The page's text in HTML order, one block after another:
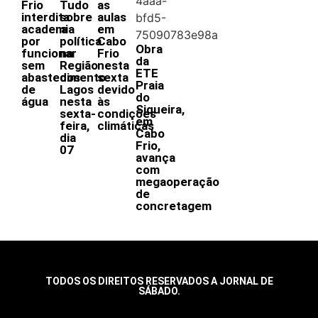
Frio
interdita
academia
por
funcionar
sem
abastecimento
de
água
Tudo
sobre
a
política
na
Região
dos
Lagos
nesta
sexta-
feira,
dia
07
as
aulas
em
Cabo
Frio
nesta
sexta
devido
às
condições
climáticas
Obra
da
ETE
Praia
do
Siqueira,
em
Cabo
Frio,
avança
com
megaoperação
de
concretagem
TODOS OS DIREITOS RESERVADOS A JORNAL DE
SÁBADO.